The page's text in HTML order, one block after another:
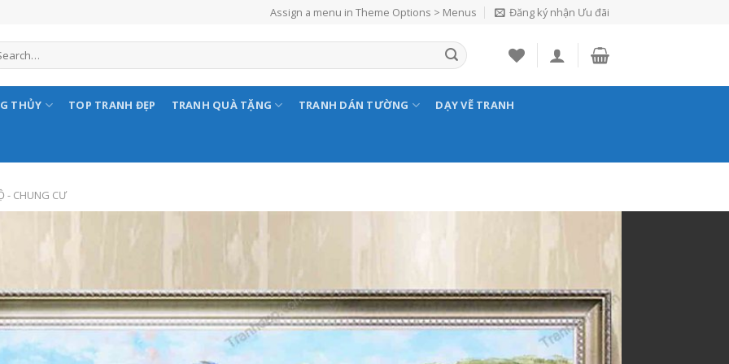
Assign a menu in Theme Options > Menus Đăng ký nhận Ưu đãi
THỦY TOP TRANH ĐẸP TRANH QUÀ TẶNG TRANH DÁN TƯỜNG DẠY VẼ TRANH
- CHUNG CƯ